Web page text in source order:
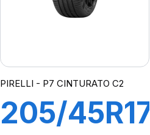
PIRELLI - P7 CINTURATO C2
205/45R17